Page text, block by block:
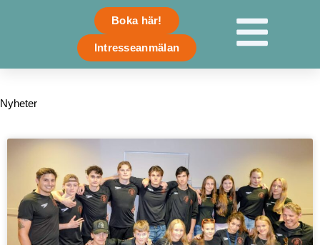
Boka här!
Intresseanmälan
Nyheter